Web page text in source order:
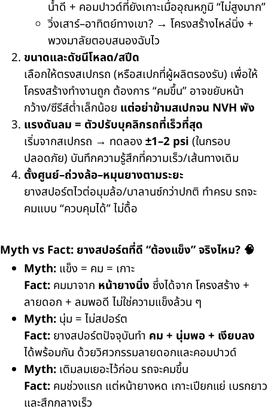
น้ำดี + คอมปาวด์ที่ยังเกาะเมื่ออุณหภูมิ “ไม่สูงมาก”
วิ่งเสาร์–อาทิตย์ทางเขา? → โครงสร้างไหล่นิ่ง +
พวงมาลัยตอบสนองฉับไว
ขนาดและดัชนีโหลด/สปีด
เลือกให้ตรงสเปกรถ (หรือสเปกที่ผู้ผลิตรองรับ) เพื่อให้
โครงสร้างทำงานถูก ต้องการ “คมขึ้น” อาจขยับหน้า
กว้าง/ซีรีส์ต่ำเล็กน้อย แต่อย่าข้ามสเปกจน NVH พัง
แรงดันลม = ตัวปรับบุคลิกรถที่เร็วที่สุด
เริ่มจากสเปกรถ → ทดลอง ±1–2 psi (ในกรอบ
ปลอดภัย) บันทึกความรู้สึกที่ความเร็ว/เส้นทางเดิม
ตั้งศูนย์–ถ่วงล้อ–หมุนยางตามระยะ
ยางสปอร์ตไวต่อมุมล้อ/บาลานซ์กว่าปกติ ทำครบ รถจะ
คมแบบ “ควบคุมได้” ไม่ดื้อ
Myth vs Fact: ยางสปอร์ตที่ดี “ต้องแข็ง” จริงไหม? 🧠
Myth: แข็ง = คม = เกาะ
Fact: คมมาจาก หน้ายางนิ่ง ซึ่งได้จาก โครงสร้าง +
ลายดอก + ลมพอดี ไม่ใช่ความแข็งล้วน ๆ
Myth: นุ่ม = ไม่สปอร์ต
Fact: ยางสปอร์ตปัจจุบันทำ คม + นุ่มพอ + เงียบลง
ได้พร้อมกัน ด้วยวิศวกรรมลายดอกและคอมปาวด์
Myth: เติมลมเยอะไว้ก่อน รถจะคมขึ้น
Fact: คมช่วงแรก แต่หน้ายางหด เกาะเปียกแย่ เบรกยาว
และสึกกลางเร็ว